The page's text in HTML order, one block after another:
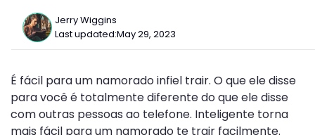
Jerry Wiggins
Last updated:May 29, 2023
É fácil para um namorado infiel trair. O que ele disse
para você é totalmente diferente do que ele disse
com outras pessoas ao telefone. Inteligente torna
mais fácil para um namorado te trair facilmente.